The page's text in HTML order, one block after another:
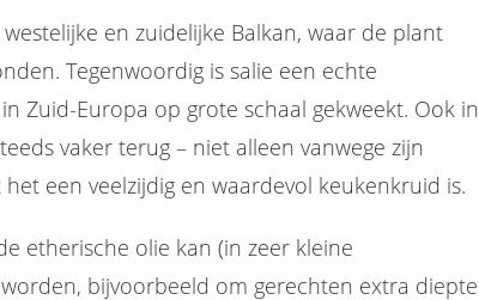
en zuidelijke Balkan, waar de plant
Tegenwoordig is salie een echte
Zuid-Europa op grote schaal gekweekt. Ook in
vaker terug – niet alleen vanwege zijn
een veelzijdig en waardevol keukenkruid is.
etherische olie kan (in zeer kleine
bijvoorbeeld om gerechten extra diepte